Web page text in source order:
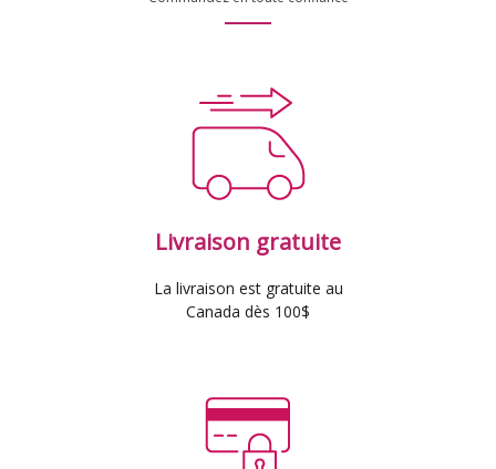
Livraison gratuite
La livraison est gratuite au
Canada dès 100$